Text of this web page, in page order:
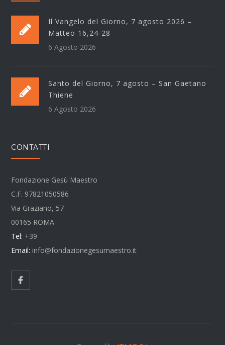
Il Vangelo del Giorno, 7 agosto 2026 –
Matteo 16,24-28
6 Agosto 2026
Santo del Giorno, 7 agosto – San Gaetano
Thiene
6 Agosto 2026
CONTATTI
Fondazione Gesù Maestro
C.F. 97821050586
Via Graziano, 57
00165 ROMA
Tel: +39
Email: info@fondazionegesumaestro.it